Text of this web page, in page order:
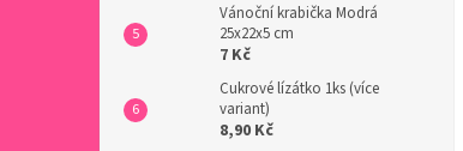
Vánoční krabička Modrá
25x22x5 cm
7 Kč
Cukrové lízátko 1ks (více
variant)
8,90 Kč